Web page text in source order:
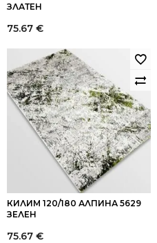
ЗЛАТЕН
75.67 €
КИЛИМ 120/180 АЛПИНА 5629
ЗЕЛЕН
75.67 €